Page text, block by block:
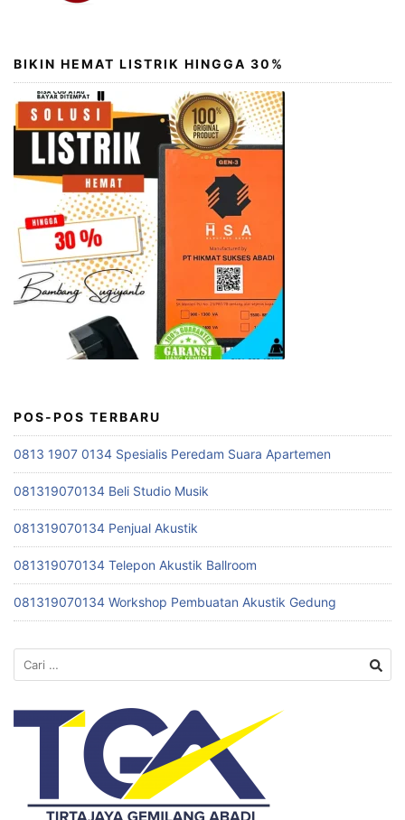
BIKIN HEMAT LISTRIK HINGGA 30%
POS-POS TERBARU
0813 1907 0134 Spesialis Peredam Suara Apartemen
081319070134 Beli Studio Musik
081319070134 Penjual Akustik
081319070134 Telepon Akustik Ballroom
081319070134 Workshop Pembuatan Akustik Gedung
Cari
untuk: